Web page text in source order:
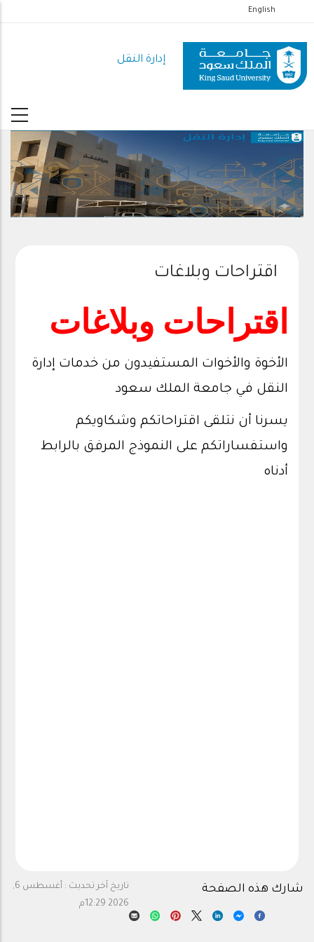
إلى
المحتوى
الرئيسي
English
إدارة النقل
اقتراحات وبلاغات
اقتراحات وبلاغات
الأخوة والأخوات المستفيدون من خدمات إدارة
النقل في جامعة الملك سعود
يسرنا أن نتلقى اقتراحاتكم وشكاويكم
واستفساراتكم على النموذج المرفق بالرابط
أدناه
تاريخ آخر تحديث :
أغسطس 6,
2026 12:29م
شارك هذه الصفحة